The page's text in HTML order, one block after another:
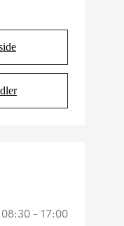
tab)
tab)
08:30 - 17:00